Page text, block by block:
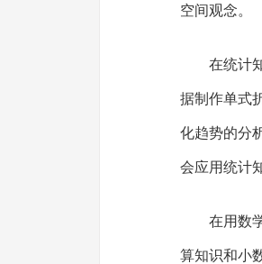
空间观念。
在统计
据制作单式
化趋势的分
会应用统计
在用数
算知识和小